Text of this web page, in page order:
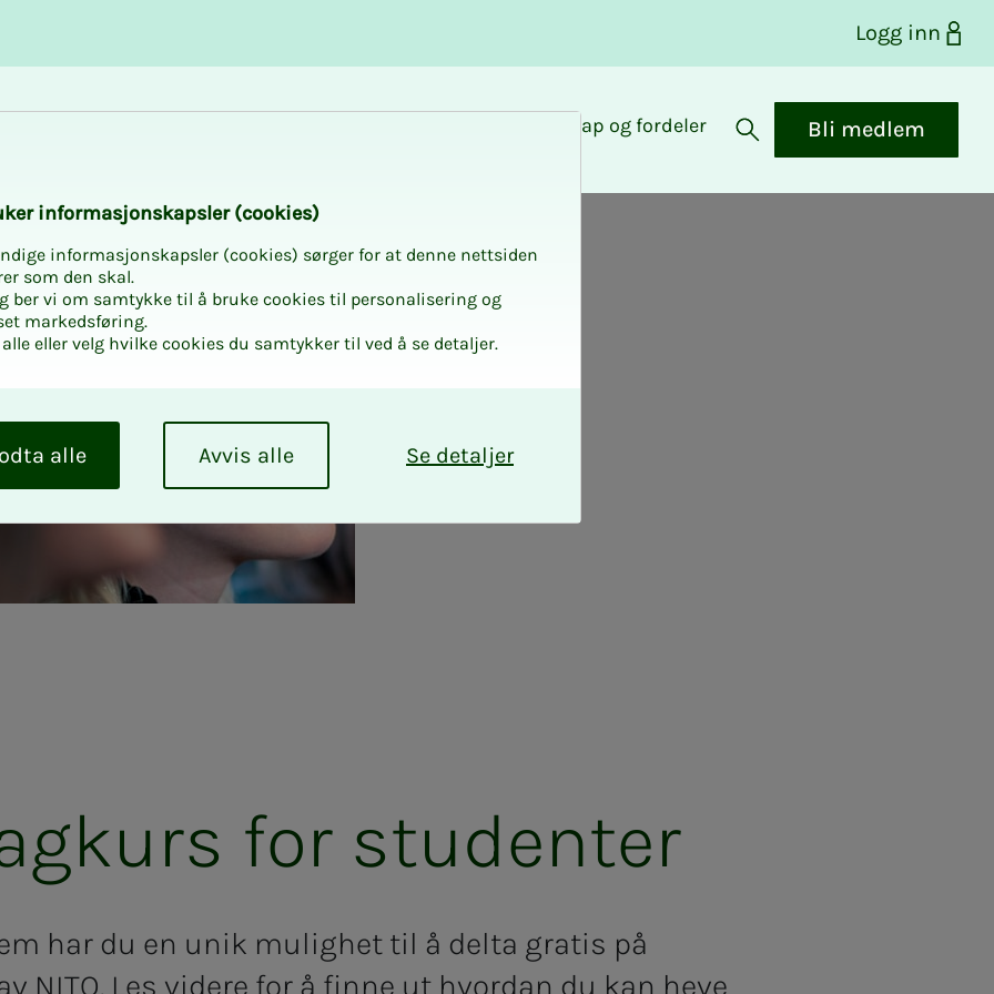
Logg inn
Medlemskap og fordeler
Åpne søk
Bli medlem
for stu­­­den­­­ter
har du en unik mulighet til å delta gratis på
NITO. Les videre for å finne ut hvordan du kan heve
in­­for­­ma­­sjons­­kaps­­­ler (cookies)
informasjonskapsler (cookies) sørger for at denne nettsiden
som den skal.
ber vi om samtykke til å bruke cookies til personalisering og
markedsføring.
eller velg hvilke cookies du samtykker til ved å se detaljer.
Se detaljer
Avvis alle
alle